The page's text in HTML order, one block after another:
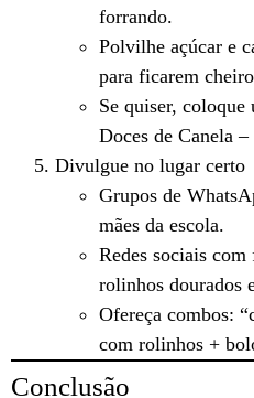
forrando.
Polvilhe açúcar e
para ficarem
Se quiser,
Doces de Canela
Divulgue no lugar certo
Grupos de
mães da escola.
Redes sociais com
rolinhos dourados
Ofereça combos:
com rolinhos +
Conclusão